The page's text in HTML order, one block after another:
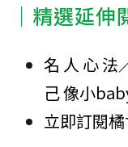
｜精選延
名 人 心 法
己 像小
立即訂閱